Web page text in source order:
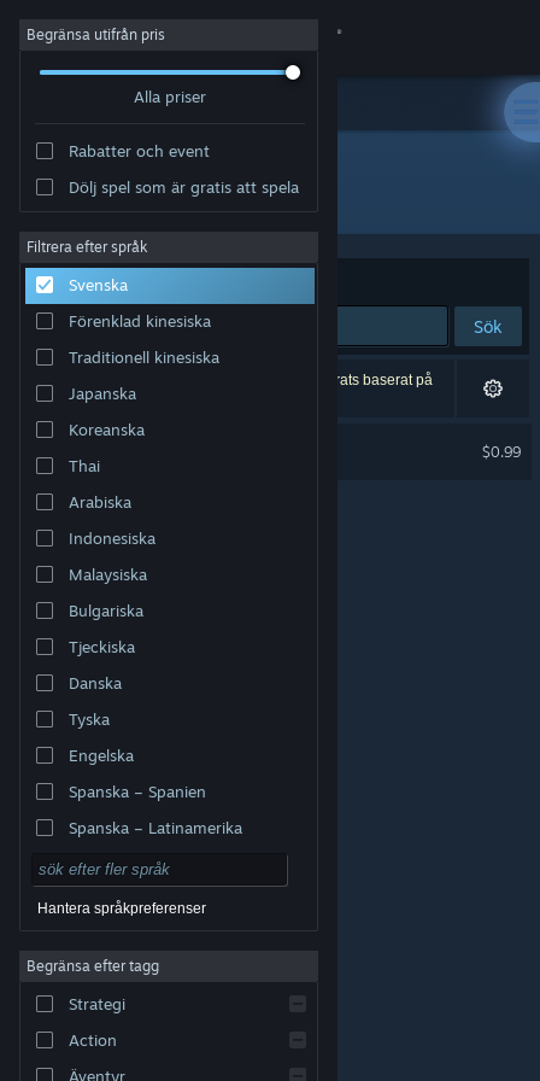
Logga in
Om
Support
Byt språk
Skaffa Steams mobilapp
Se skrivbordswebbplats
varumärken tillhör respektive ägare i USA och andra
Tillgänglighet
Återbetalningar|
Begränsa utifrån pris
Alla priser
Rabatter och event
Dölj spel som är gratis att spela
Filtrera efter språk
Svenska
Förenklad kinesiska
Traditionell kinesiska
Japanska
Koreanska
Thai
Arabiska
Indonesiska
Malaysiska
Bulgariska
Tjeckiska
Danska
Tyska
Engelska
Spanska – Spanien
Spanska – Latinamerika
Hantera språkpreferenser
Begränsa efter tagg
Strategi
Action
Äventyr
Utgivare: Primitive Realms
Sortera efter Relevans
Sök
1 träff matchade din sökning. 2 titlar har exkluderats baserat på
dina preferenser.
$0.99